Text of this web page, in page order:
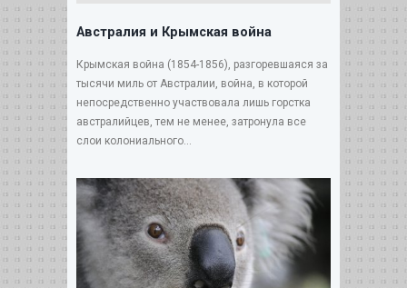
Австралия и Крымская война
Крымская война (1854-1856), разгоревшаяся за
тысячи миль от Австралии, война, в которой
непосредственно участвовала лишь горстка
австралийцев, тем не менее, затронула все
слои колониального...